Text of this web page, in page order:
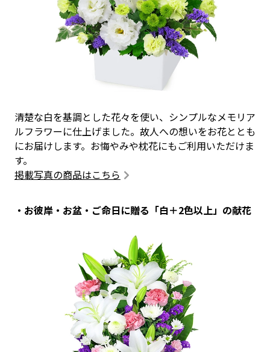
清楚な白を基調とした花々を使い、シンプルなメモリア
ルフラワーに仕上げました。故人への想いをお花ととも
にお届けします。お悔やみや枕花にもご利用いただけま
す。
掲載写真の商品はこちら
・お彼岸・お盆・ご命日に贈る「白＋2色以上」の献花